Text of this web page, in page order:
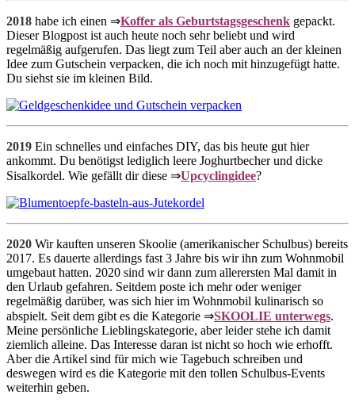
2018 habe ich einen ⇒Koffer als Geburtstagsgeschenk gepackt.
Dieser Blogpost ist auch heute noch sehr beliebt und wird
regelmäßig aufgerufen. Das liegt zum Teil aber auch an der kleinen
Idee zum Gutschein verpacken, die ich noch mit hinzugefügt hatte.
Du siehst sie im kleinen Bild.
2019 Ein schnelles und einfaches DIY, das bis heute gut hier
ankommt. Du benötigst lediglich leere Joghurtbecher und dicke
Sisalkordel. Wie gefällt dir diese ⇒Upcyclingidee?
2020 Wir kauften unseren Skoolie (amerikanischer Schulbus) bereits
2017. Es dauerte allerdings fast 3 Jahre bis wir ihn zum Wohnmobil
umgebaut hatten. 2020 sind wir dann zum allerersten Mal damit in
den Urlaub gefahren. Seitdem poste ich mehr oder weniger
regelmäßig darüber, was sich hier im Wohnmobil kulinarisch so
abspielt. Seit dem gibt es die Kategorie ⇒SKOOLIE unterwegs.
Meine persönliche Lieblingskategorie, aber leider stehe ich damit
ziemlich alleine. Das Interesse daran ist nicht so hoch wie erhofft.
Aber die Artikel sind für mich wie Tagebuch schreiben und
deswegen wird es die Kategorie mit den tollen Schulbus-Events
weiterhin geben.